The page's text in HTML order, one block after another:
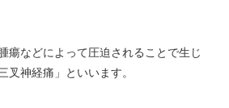
瘍などによって圧迫されることで生じ
叉神経痛」といいます。